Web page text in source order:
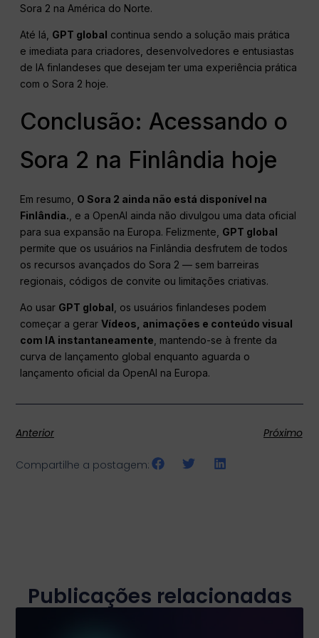
Sora 2 na América do Norte.
Até lá, GPT global continua sendo a solução mais prática
e imediata para criadores, desenvolvedores e entusiastas
de IA finlandeses que desejam ter uma experiência prática
com o Sora 2 hoje.
Conclusão: Acessando o
Sora 2 na Finlândia hoje
Em resumo, O Sora 2 ainda não está disponível na
Finlândia. , e a OpenAI ainda não divulgou uma data oficial
para sua expansão na Europa. Felizmente, GPT global
permite que os usuários na Finlândia desfrutem de todos
os recursos avançados do Sora 2 — sem barreiras
regionais, códigos de convite ou limitações criativas.
Ao usar GPT global , os usuários finlandeses podem
começar a gerarVídeos, animações e conteúdo visual
com IA instantaneamente , mantendo-se à frente da
curva de lançamento global enquanto aguarda o
lançamento oficial da OpenAI na Europa.
Anterior Próximo
Compartilhe a postagem:
Publicações relacionadas